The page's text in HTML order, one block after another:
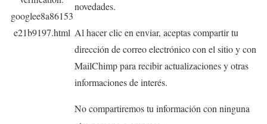
novedades.
Al hacer clic en enviar, aceptas compartir tu
dirección de correo electrónico con el sitio y con
MailChimp para recibir actualizaciones y otras
informaciones de interés.
No compartiremos tu información con ninguna